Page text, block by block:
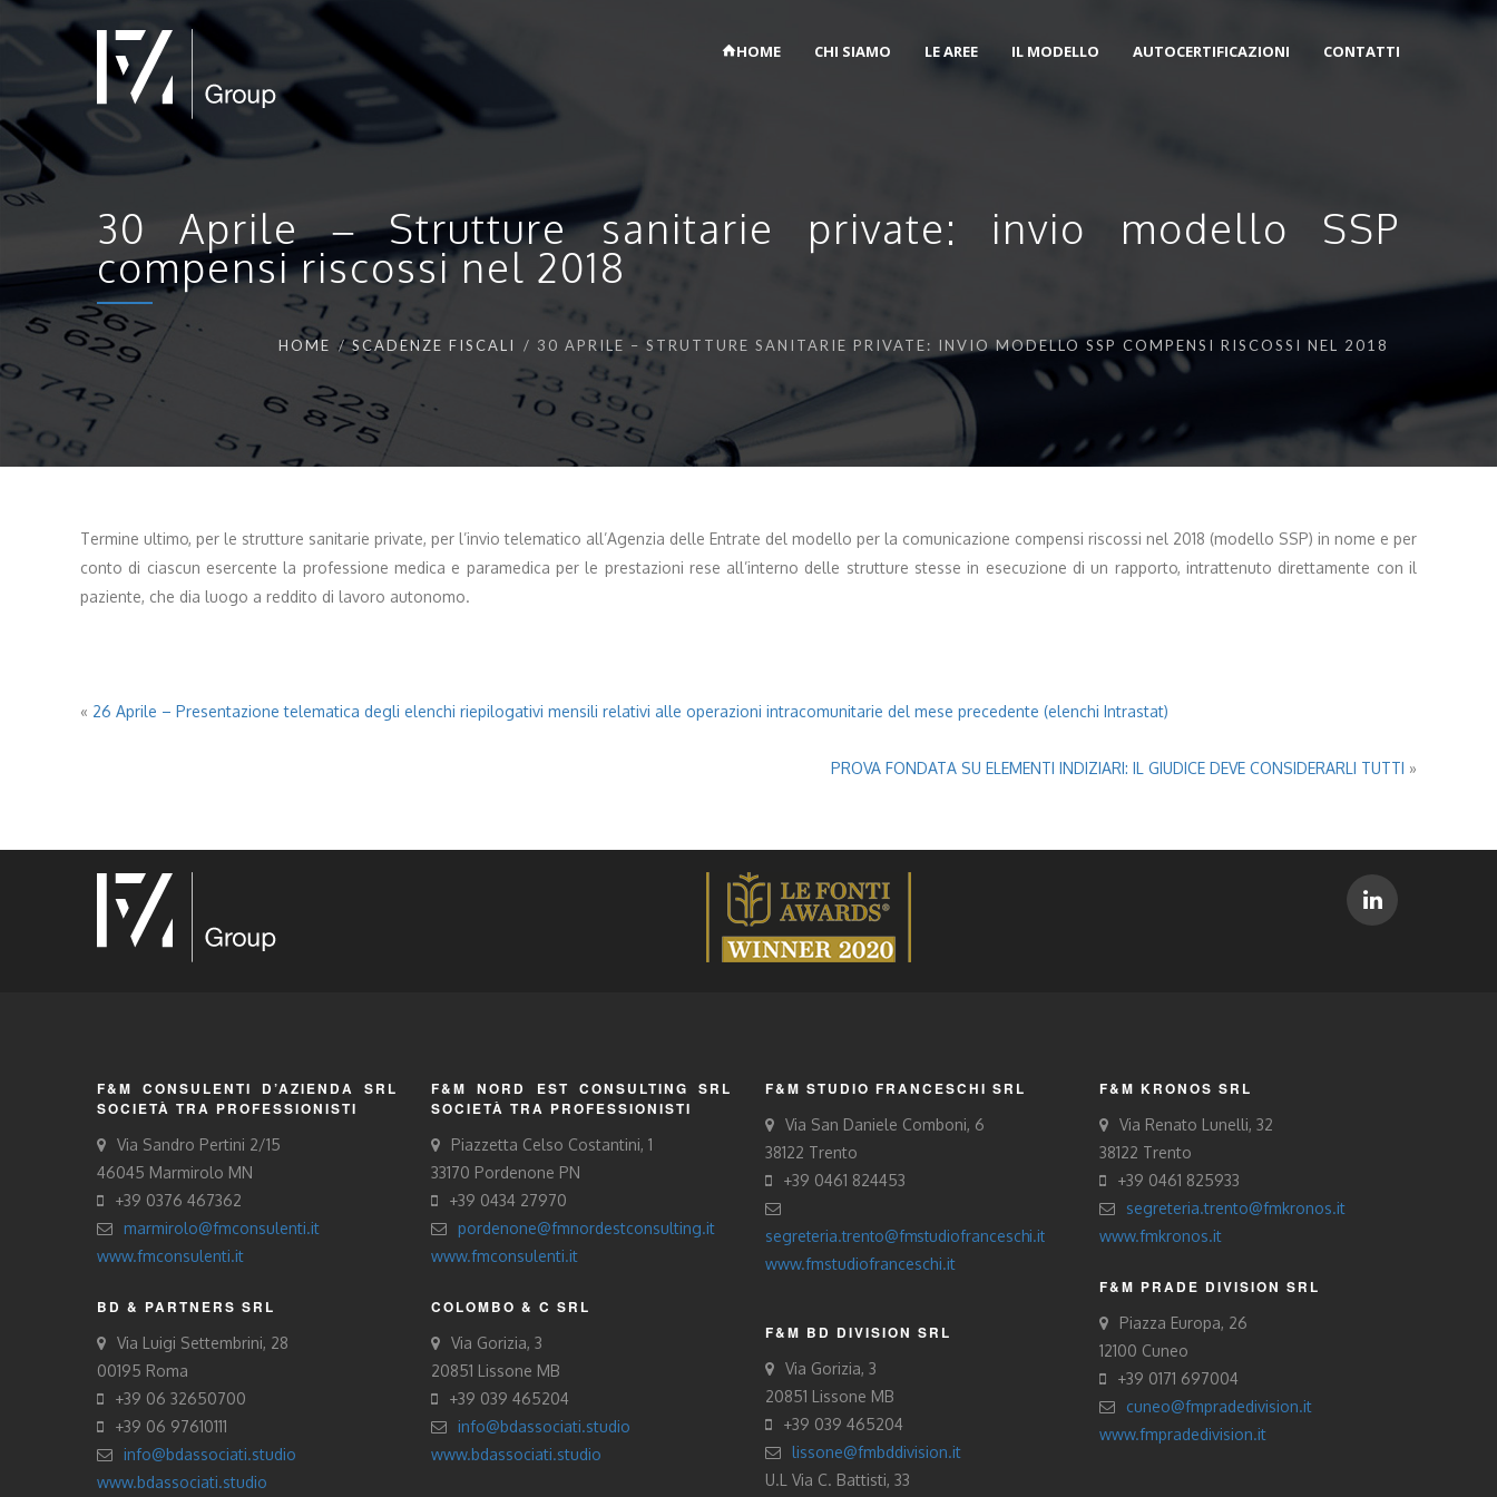
HOME CHI SIAMO LE AREE IL MODELLO AUTOCERTIFICAZIONI CONTATTI
30 Aprile – Strutture sanitarie private: invio modello SSP
compensi riscossi nel 2018
HOME SCADENZE FISCALI 30 APRILE – STRUTTURE SANITARIE PRIVATE: INVIO MODELLO SSP COMPENSI RISCOSSI NEL 2018
Termine ultimo, per le strutture sanitarie private, per l’invio telematico all’Agenzia delle Entrate del modello per la comunicazione compensi riscossi nel 2018 (modello SSP) in nome e per
conto di ciascun esercente la professione medica e paramedica per le prestazioni rese all’interno delle strutture stesse in esecuzione di un rapporto, intrattenuto direttamente con il
paziente, che dia luogo a reddito di lavoro autonomo.
« 26 Aprile – Presentazione telematica degli elenchi riepilogativi mensili relativi alle operazioni intracomunitarie del mese precedente (elenchi Intrastat)
PROVA FONDATA SU ELEMENTI INDIZIARI: IL GIUDICE DEVE CONSIDERARLI TUTTI »
F&M CONSULENTI D’AZIENDA SRL
SOCIETÀ TRA PROFESSIONISTI
Via Sandro Pertini 2/15
46045 Marmirolo MN
+39 0376 467362
marmirolo@fmconsulenti.it
www.fmconsulenti.it
BD & PARTNERS SRL
Via Luigi Settembrini, 28
00195 Roma
+39 06 32650700
+39 06 97610111
info@bdassociati.studio
www.bdassociati.studio
F&M NORD EST CONSULTING SRL
SOCIETÀ TRA PROFESSIONISTI
Piazzetta Celso Costantini, 1
33170 Pordenone PN
+39 0434 27970
pordenone@fmnordestconsulting.it
www.fmconsulenti.it
COLOMBO & C SRL
Via Gorizia, 3
20851 Lissone MB
+39 039 465204
info@bdassociati.studio
www.bdassociati.studio
F&M STUDIO FRANCESCHI SRL
Via San Daniele Comboni, 6
38122 Trento
+39 0461 824453
segreteria.trento@fmstudiofranceschi.it
www.fmstudiofranceschi.it
F&M BD DIVISION SRL
Via Gorizia, 3
20851 Lissone MB
+39 039 465204
lissone@fmbddivision.it
U.L Via C. Battisti, 33
F&M KRONOS SRL
Via Renato Lunelli, 32
38122 Trento
+39 0461 825933
segreteria.trento@fmkronos.it
www.fmkronos.it
F&M PRADE DIVISION SRL
Piazza Europa, 26
12100 Cuneo
+39 0171 697004
cuneo@fmpradedivision.it
www.fmpradedivision.it